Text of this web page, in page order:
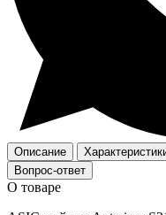
Описание
Вопрос-ответ
О товаре